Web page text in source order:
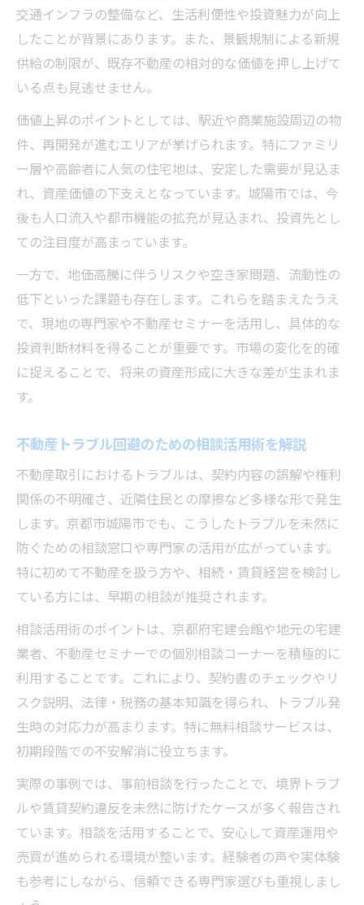
事例
注目集まる投資セミナーで学ぶ利点
不動産セミナー参加がもたらす具体的なメ
リット
京都府宅建業の専門家から学ぶ投資の基礎
知識
不動産相談を通じてリスク管理力を高める
方法
セミナー受講で得られる京都不動産市場の
最新情報
宅建更新の知識が投資判断に役立つ理由を
解説
京都エリアで不動産を有効活用する道
京都不動産を有効活用するための実践的な
方法
コツ
京都不動産セミナーで学ぶ資産運用ノウハ
ウ
専門家の視点で考える京都不動産活用の可
能性
不動産専門家が解説する運用成功の秘訣と
京都不動産市場の最新事例と実践的運用法
宅建業者との連携で叶える安心の資産運用
不動産セミナー講師が伝授する投資トレン
ド
京都不動産相談で得られる現場のリアルな
声
交通インフラの整備など、生活利便性や投資魅力が向上
したことが背景にあります。また、景観規制による新規
供給の制限が、既存不動産の相対的な価値を押し上げて
いる点も見逃せません。
価値上昇のポイントとしては、駅近や商業施設周辺の物
件、再開発が進むエリアが挙げられます。特にファミリ
ー層や高齢者に人気の住宅地は、安定した需要が見込ま
れ、資産価値の下支えとなっています。城陽市では、今
後も人口流入や都市機能の拡充が見込まれ、投資先とし
ての注目度が高まっています。
一方で、地価高騰に伴うリスクや空き家問題、流動性の
低下といった課題も存在します。これらを踏まえたうえ
で、現地の専門家や不動産セミナーを活用し、具体的な
投資判断材料を得ることが重要です。市場の変化を的確
に捉えることで、将来の資産形成に大きな差が生まれま
す。
不動産トラブル回避のための相談活用術を解説
不動産取引におけるトラブルは、契約内容の誤解や権利
関係の不明確さ、近隣住民との摩擦など多様な形で発生
します。京都市城陽市でも、こうしたトラブルを未然に
防ぐための相談窓口や専門家の活用が広がっています。
特に初めて不動産を扱う方や、相続・賃貸経営を検討し
ている方には、早期の相談が推奨されます。
相談活用術のポイントは、京都府宅建会館や地元の宅建
業者、不動産セミナーでの個別相談コーナーを積極的に
利用することです。これにより、契約書のチェックやリ
スク説明、法律・税務の基本知識を得られ、トラブル発
生時の対応力が高まります。特に無料相談サービスは、
初期段階での不安解消に役立ちます。
実際の事例では、事前相談を行ったことで、境界トラブ
ルや賃貸契約違反を未然に防げたケースが多く報告され
ています。相談を活用することで、安心して資産運用や
売買が進められる環境が整います。経験者の声や実体験
も参考にしながら、信頼できる専門家選びも重視しまし